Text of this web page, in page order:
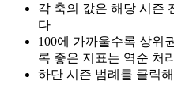
각 축의 값은 해당 시즌
다
100에 가까울수록 상위
록 좋은 지표는 역순 처
하단 시즌 범례를 클릭